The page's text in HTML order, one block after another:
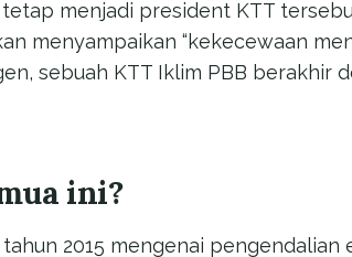
menjadi president KTT
menyampaikan “kekecewaan
sebuah KTT Iklim PBB berakhir
ini?
2015 mengenai